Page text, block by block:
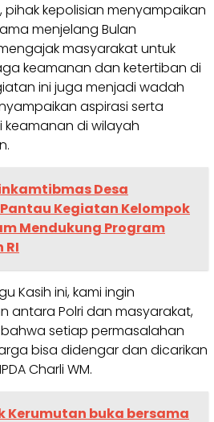
pihak kepolisian menyampaikan
menjelang Bulan
masyarakat untuk
keamanan dan ketertiban di
ini juga menjadi wadah
aspirasi serta
keamanan di wilayah
Desa
Kegiatan Kelompok
Mendukung Program
RI
Kasih ini, kami ingin
antara Polri dan masyarakat,
setiap permasalahan
bisa didengar dan dicarikan
Charli WM.
Kerumutan buka bersama